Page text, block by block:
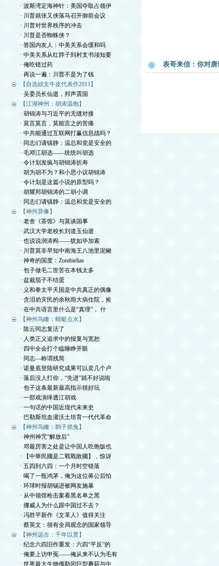
· 波斯湾定海神针：美国夺取占领伊
· 川普就张又侠落马召开御前会议
· 川普对世界秩序的冲击
· 川普是否蜘蛛侠？
· 答国内友人：中美关系会缓和吗
· 中美关系从红脖子到村支书须知要
· 俺吃错过药
· 再说一遍：川普不是为了钱
【自选妞文牛皮代表作2011】
· 吴委员长仙逝，邦声震国
【江湖神州：胡涛温饱】
· 胡锦涛与习近平的无缝对接
· 莫言莫言，莫能言之的苦痛
· 中共能通过互联网打赢信息战吗？
· 同志们请镇静：温总和党是安全的
· 毛邓江胡选——统统叫胡选
· 令计划发疯与胡锦涛折寿
· 胡为胡不为？和小思小议胡锦涛
· 令计划是这篇小说的原型吗？
· 胡耀邦胡锦涛的二胡小调
· 同志们请镇静：温总和党是安全的
【神州异像】
· 老舍《茶馆》与莫谈国事
· 武汉大学老校长刘道玉仙逝
· 也说说润涛阎——犹如毕加索
· 川普莫非早知中南海王八池里泥鳅
· 神奇的国度：Zombielias
· 包子做毛二世苦在本钱太多
· 盆栽茄子不结蛋
· 义和拳太平天国是中共真正的偶像
· 含泪劝灾民的余秋雨大病住院，捡
· 在中共语言里什么是“真理”， 什
【神州鸟瞰：蜻蜓点水】
· 陈云同志复活了
· 人类正义追求中的报复与宽恕
· 四中全会打个瞌睡睁开眼
· 同志—称谓残简
· 诺曼底登陆研究成果可以卖几个卢
· 落后没人打你，“先进”就不好说啦
· 包子这条最新最高指示很好玩
· 一部戏演绎透江胡戏
· 一句话的中国近现代未来史
· 巴勒斯坦血灌沃土培育一代代革命
【神州鸟瞰：鹞子抓兔】
· 神州神咒“解放后”
· 邓最厉害之处是让中国人吃饱饭也
· 【中華民國是二戰戰敗國】，惊讶
· 五四到六四：一个月时空错落
· 喝了一瓶鸿茅，俺为这位蒋公后怕
· 环球时报胡锡进被网友施暴
· 从中领馆枪击案看黑名单之黑
· 挪威人为什么跟中国过不去？
· 冯胜平新作《文革人》值得关注
· 蔡英文：很有全局观念的国家领导
【神州远古：千年以贯】
· 纪念六四旧作重发：六四“平反”的
· 俺要上访申冤——俺从来不认为毛有
· 世界最大生物俄勒冈巨型蘑菇与中
表哥来信：你对